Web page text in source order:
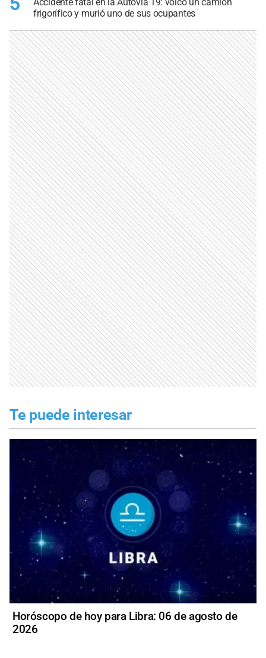
frigorífico y murió uno de sus ocupantes
Te puede interesar
Horóscopo de hoy para Libra: 06 de agosto de
2026